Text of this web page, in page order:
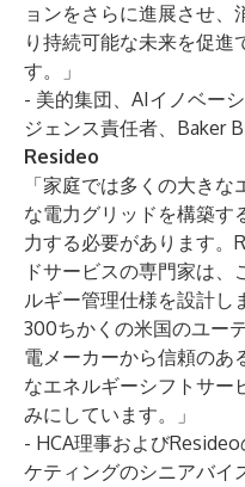
ョンをさらに進展させ、
り持続可能な未来を促進
す。」
- 美的集団、AIイノベー
ジェンス責任者、Baker
Resideo
「家庭では多くの大き
な電力グリッドを構築す
力する必要があります。
ドサービスの専門家は、
ルギー管理仕様を設計し
300ちかくの米国のユー
電メーカーから信頼のあ
なエネルギーシフトサー
みにしています。」
- HCA理事および
ケティングのシニアバイ